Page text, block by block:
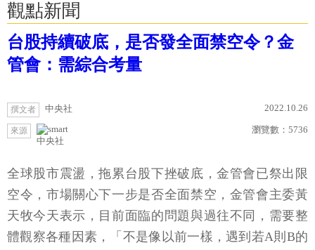
觀點新聞
台股持續破底，是否發全面禁空令？金
管會：需綜合考量
撰文者 中央社 2022.10.26
來源
中央社
瀏覽數： 5736
全球股市震盪，拖累台股下挫破底，金管會已祭出限
空令，市場關心下一步是否全面禁空，金管會主委黃
天牧今天表示，目前面臨的問題與過往不同，需要整
體觀察各種因素，「不是像以前一樣，遇到若A則B的